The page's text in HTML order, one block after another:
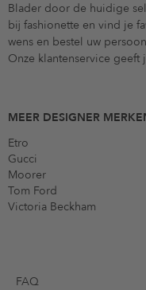
Blader door de huidige
bij fashionette en vind je
wens en bestel uw
Onze klantenservice
MEER DESIGNER
Etro
Gucci
Moorer
Tom Ford
Victoria Beckham
FAQ